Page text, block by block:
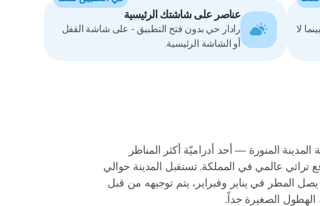
دقيقة - بينما لا
عناصر على شاشتك الرئيسية
رادار حي بدون فتح التطبيق - على شاشة القفل
أو الشاشة الرئيسية.
المدينة المنورة — أحد أدراميّة أكثر المناظر
عالمي في المملكة. تستقبل المدينة حوالي
المطر في يناير وفبراير، يتم توجيهه من قبل
الصغيرة جداً.